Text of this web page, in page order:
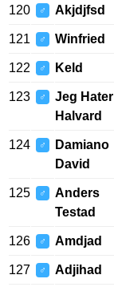
120 ♂ Akjdjfsd
121 ♂ Winfried
122 ♂ Keld
123 ♂
Jeg Hater
Halvard
124 ♂
Damiano
David
125 ♂
Anders
Testad
126 ♂ Amdjad
127 ♂ Adjihad